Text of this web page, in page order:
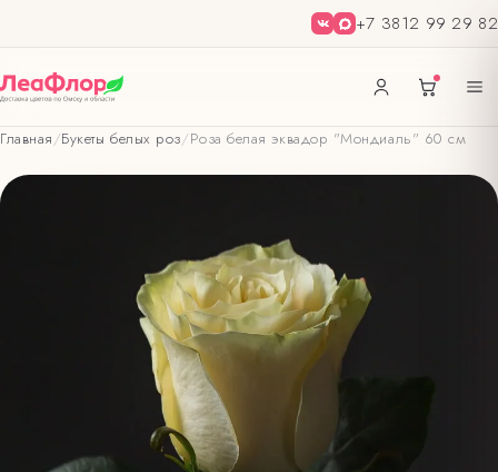
+7 3812 99 29 82
Главная/Букеты белых роз/Роза белая эквадор "Мондиаль" 60 см